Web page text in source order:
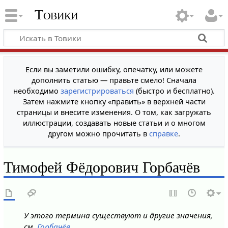
Товики
Если вы заметили ошибку, опечатку, или можете
дополнить статью — правьте смело! Сначала
необходимо зарегистрироваться (быстро и бесплатно).
Затем нажмите кнопку «править» в верхней части
страницы и внесите изменения. О том, как загружать
иллюстрации, создавать новые статьи и о многом
другом можно прочитать в справке.
Тимофей Фёдорович Горбачёв
У этого термина существуют и другие значения,